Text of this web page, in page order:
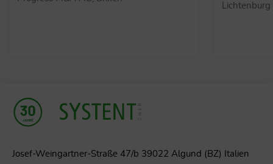
Lichtenburg Stiftung St. Elisabeth
Josef-Weingartner-Straße 47/b 39022 Algund (BZ) Italien